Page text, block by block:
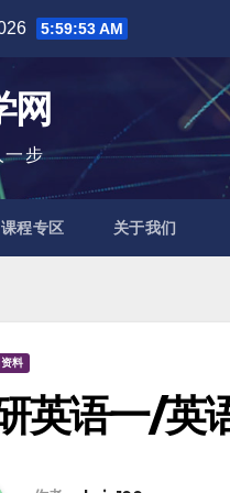
5:59:54 AM
网
一步
程专区 关于我们
料
英语一/英